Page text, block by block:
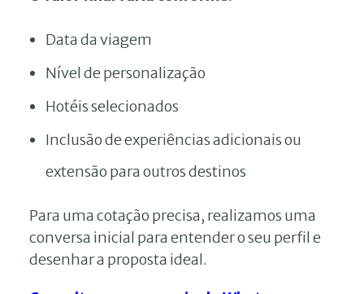
Data da viagem
Nível de personalização
Hotéis selecionados
Inclusão de experiências adicionais ou
extensão para outros destinos
Para uma cotação precisa, realizamos uma
conversa inicial para entender o seu perfil e
desenhar a proposta ideal.